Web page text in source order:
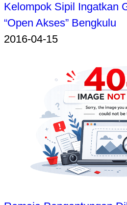
Kelompok Sipil Ingatkan
“Open Akses” Bengkulu
2016-04-15